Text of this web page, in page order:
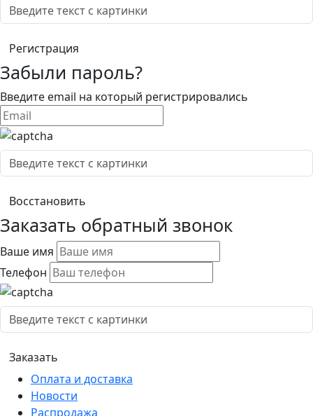
Забыли пароль?
Введите email на который регистрировались
Заказать обратный звонок
Ваше имя
Телефон
Оплата и доставка
Новости
Распродажа